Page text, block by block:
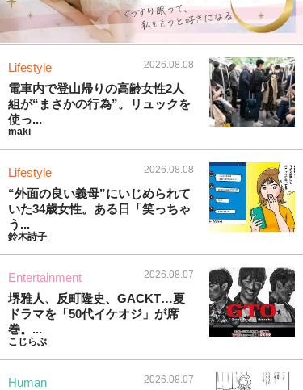
Lifestyle 2026.08.08
電車内で登山帰りの高齢女性2人
組が“まさかの行為”。リュックを
使っ...
maki
Lifestyle 2026.08.08
“外面の良い義母”にいじめられて
いた34歳女性。ある日「笑っちゃ
う...
鈴木詩子
Entertainment 2026.08.07
堺雅人、反町隆史、GACKT…夏
ドラマを「50代イケオジ」が席
巻。...
こじらぶ
Human 2026.08.07